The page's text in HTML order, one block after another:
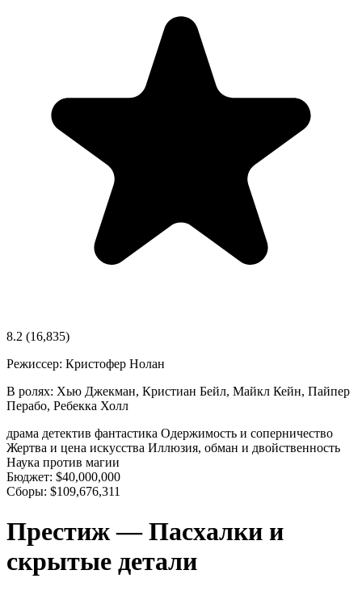
8.2 (16,835)
Режиссер: Кристофер Нолан
В ролях: Хью Джекман, Кристиан Бейл, Майкл Кейн, Пайпер
Перабо, Ребекка Холл
драма детектив фантастика Одержимость и соперничество
Жертва и цена искусства Иллюзия, обман и двойственность
Наука против магии
Бюджет: $40,000,000
Сборы: $109,676,311
Престиж — Пасхалки и
скрытые детали